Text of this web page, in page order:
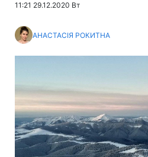
11:21 29.12.2020 Вт
АНАСТАСІЯ РОКИТНА